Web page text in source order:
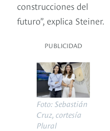
construcciones del
futuro”, explica Steiner.
PUBLICIDAD
Foto: Sebastián
Cruz, cortesía
Plural